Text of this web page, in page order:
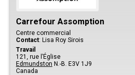
Carrefour Assomption
Centre commercial
Contact: Lisa Roy Sirois
Travail
121, rue l’Église
Edmundston N.-B. E3V 1J9
Canada